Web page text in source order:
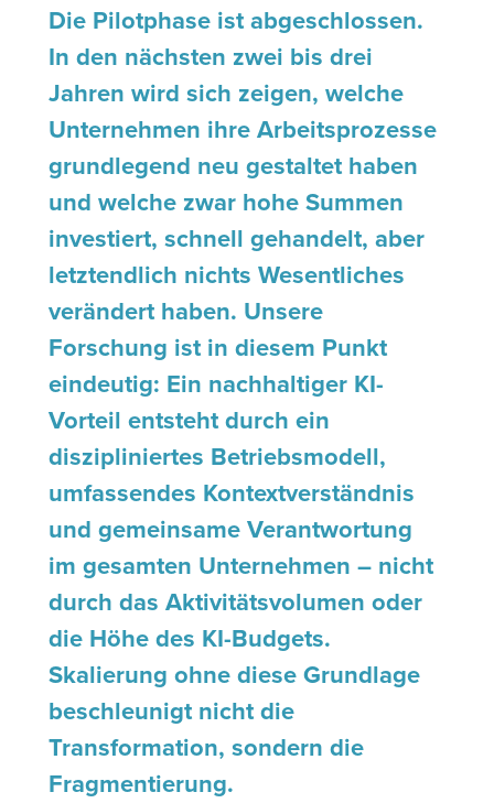
Die Pilotphase ist abgeschlossen.
In den nächsten zwei bis drei
Jahren wird sich zeigen, welche
Unternehmen ihre Arbeitsprozesse
grundlegend neu gestaltet haben
und welche zwar hohe Summen
investiert, schnell gehandelt, aber
letztendlich nichts Wesentliches
verändert haben. Unsere
Forschung ist in diesem Punkt
eindeutig: Ein nachhaltiger KI-
Vorteil entsteht durch ein
diszipliniertes Betriebsmodell,
umfassendes Kontextverständnis
und gemeinsame Verantwortung
im gesamten Unternehmen – nicht
durch das Aktivitätsvolumen oder
die Höhe des KI-Budgets.
Skalierung ohne diese Grundlage
beschleunigt nicht die
Transformation, sondern die
Fragmentierung.